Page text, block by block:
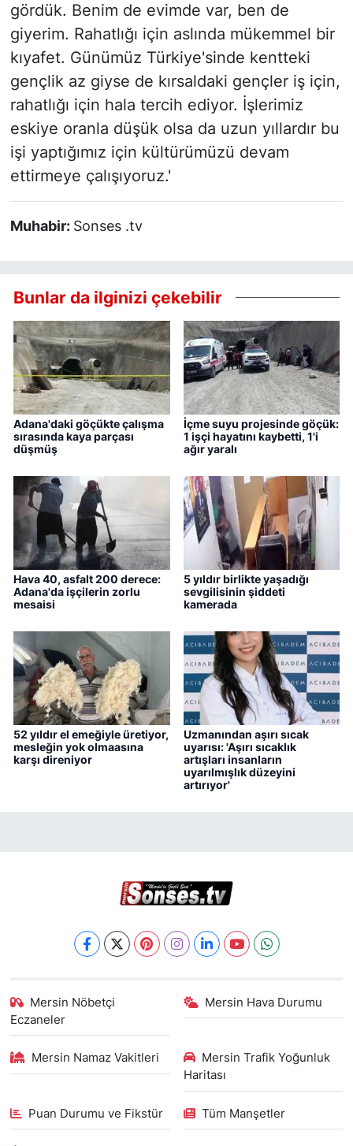
gördük. Benim de evimde var, ben de
giyerim. Rahatlığı için aslında mükemmel bir
kıyafet. Günümüz Türkiye'sinde kentteki
gençlik az giyse de kırsaldaki gençler iş için,
rahatlığı için hala tercih ediyor. İşlerimiz
eskiye oranla düşük olsa da uzun yıllardır bu
işi yaptığımız için kültürümüzü devam
ettirmeye çalışıyoruz.'
Muhabir: Sonses .tv
Bunlar da ilginizi çekebilir
Adana'daki göçükte çalışma
sırasında kaya parçası
düşmüş
İçme suyu projesinde göçük:
1 işçi hayatını kaybetti, 1'i
ağır yaralı
Hava 40, asfalt 200 derece:
Adana'da işçilerin zorlu
mesaisi
5 yıldır birlikte yaşadığı
sevgilisinin şiddeti
kamerada
52 yıldır el emeğiyle üretiyor,
mesleğin yok olmaasına
karşı direniyor
Uzmanından aşırı sıcak
uyarısı: 'Aşırı sıcaklık
artışları insanların
uyarılmışlık düzeyini
artırıyor'
Mersin Nöbetçi
Eczaneler
Mersin Hava Durumu
Mersin Namaz Vakitleri
Mersin Trafik Yoğunluk
Haritası
Puan Durumu ve Fikstür Tüm Manşetler